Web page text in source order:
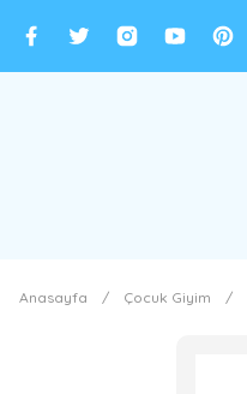
Anasayfa Çocuk Giyim